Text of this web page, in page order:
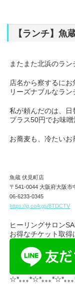
【ランチ】魚
またまた北浜のラン
店名から察するに
リーズナブルなラン
私が頼んだのは、
プラス50円でお味
お蕎麦も、冷たい
魚蔵 伏見町店
〒541-0044 大阪府大阪市
06-6233-0345
https://g.co/kgs/8TDCTV
ヒーリングサロン
お得なチケット取得
☆*｡｡｡*☆*｡｡｡*☆*｡